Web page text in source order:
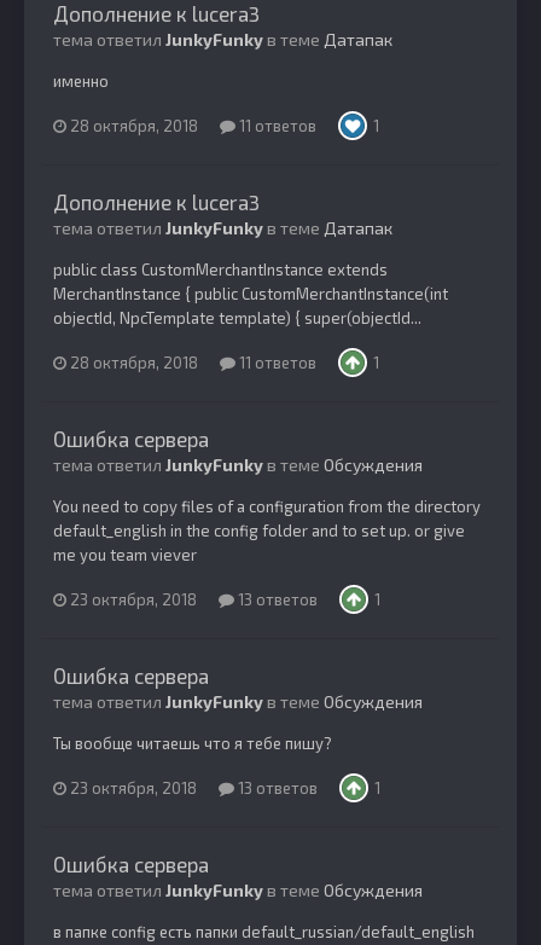
Дополнение к lucera3
тема ответил JunkyFunkyв теме Датапак
именно
28 октября, 2018 11 ответов 1
Дополнение к lucera3
тема ответил JunkyFunkyв теме Датапак
public class CustomMerchantInstance extends
MerchantInstance { public CustomMerchantInstance(int
objectId, NpcTemplate template) { super(objectId...
28 октября, 2018 11 ответов 1
Ошибка сервера
тема ответил JunkyFunkyв теме Обсуждения
You need to copy files of a configuration from the directory
default_english in the config folder and to set up. or give
me you team viever
23 октября, 2018 13 ответов 1
Ошибка сервера
тема ответил JunkyFunkyв теме Обсуждения
Ты вообще читаешь что я тебе пишу?
23 октября, 2018 13 ответов 1
Ошибка сервера
тема ответил JunkyFunkyв теме Обсуждения
в папке config есть папки default_russian/default_english